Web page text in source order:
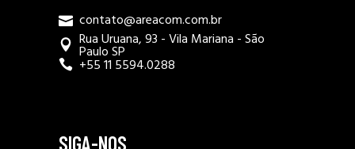
contato@areacom.com.br
Rua Uruana, 93 - Vila Mariana - São
Paulo SP
+55 11 5594.0288
SIGA-NOS